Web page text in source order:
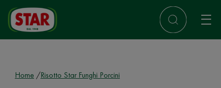
Home Risotto Star Funghi Porcini